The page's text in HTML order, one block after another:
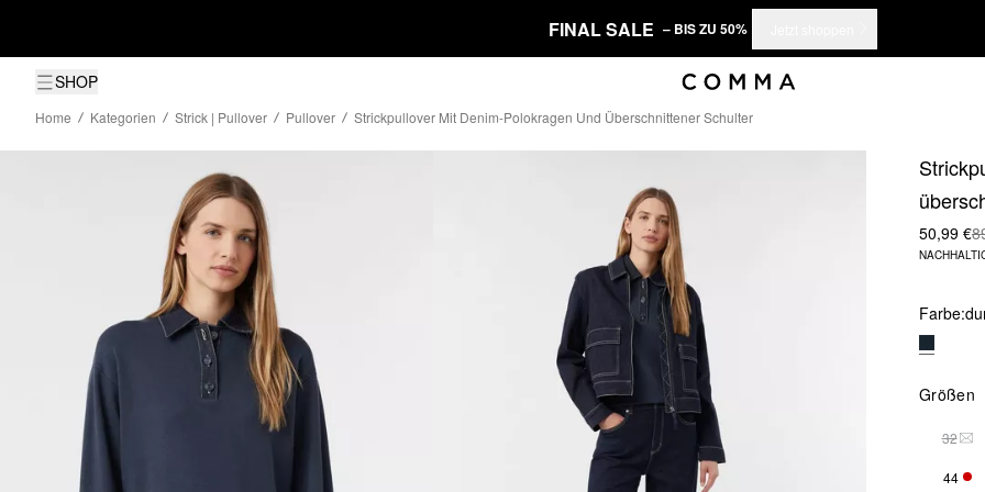
FINAL SALE – BIS ZU 50%
SHOP
Home
Kategorien Strick | Pullover Pullover Strickpullover Mit Denim-Polokragen Und Überschnittener Schulter
50,99 €
Farbe:
Größen
32
44